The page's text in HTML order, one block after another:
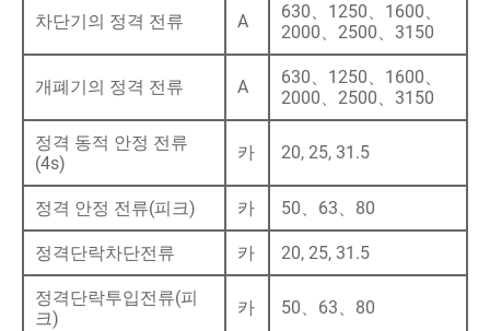
차단기의 정격 전류 A
630、1250、1600、
2000、2500、3150
개폐기의 정격 전류 A
630、1250、1600、
2000、2500、3150
정격 동적 안정 전류
(4s)
카 20, 25, 31.5
정격 안정 전류(피크) 카 50、63、80
정격단락차단전류 카 20, 25, 31.5
정격단락투입전류(피
크)
카 50、63、80